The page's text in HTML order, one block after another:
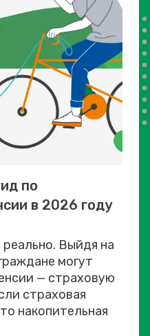
по
в 2026 году
Выйдя на
могут
— страховую
страховая
накопительная